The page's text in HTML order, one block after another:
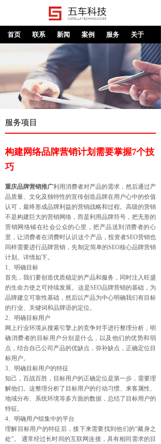
首页 联系 新闻 案例 服务 关于
服务项目
构建网络品牌营销计划需要掌握7个技
巧
重庆品牌营销推广利用消费者对产品的需求，然后通过产
品质量、文化及独特性的宣传创造品牌在用户心中的价值
认可，最终形成品牌利益的营销战略和过程。高级的营销
不是构建巨大的营销网络，而是利用品牌符号，把无形的
营销网络铺在社会公众的心里，把产品送到消费者的心
里，让消费者在消费时认识这个产品，投资者SEO营销也
同样需要进行品牌营销，先制定简单的SEO核心品牌营销
计划。详情如下。
1、明确目标
首先，我们要创造优质稳定的产品和服务，同时注入旺盛
的生命力使之可持续发展。这是SEO品牌营销的基础，为
品牌建立可靠性基础，然后以产品为中心明确我们有目标
的行业、关键词和品牌语的定位。
2、明确目标用户
网上行业环境从搜索引擎上的竞争对手进行整理分析，明
确消费者的目标用户分别是什么，以及他们的优势和弱
点，结合自己公司产品的优缺点，弥补缺点，正确定位目
标用户。
3、明确目标用户的特征
知己，百战百胜，目标用户的正确定位是第一步，需要理
解他们。这整理分析了目标用户的行动习惯、来客属性、
地域分布、系统环境等多方面的数据，总结了目标用户的
特征。
4、明确用户组集中的平台
理解目标用户的特征后，接下来需要找到他们的“藏身之
处”。 通常经过长时间的互联网连接，具有相同需求的目